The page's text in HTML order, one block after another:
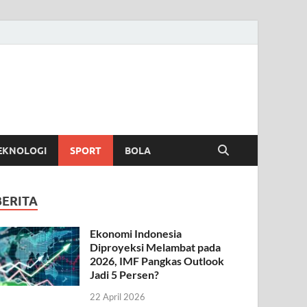
SPORT BOLA
Ekonomi Indonesia
Diproyeksi Melambat pada
2026, IMF Pangkas Outlook
Jadi 5 Persen?
22 April 2026